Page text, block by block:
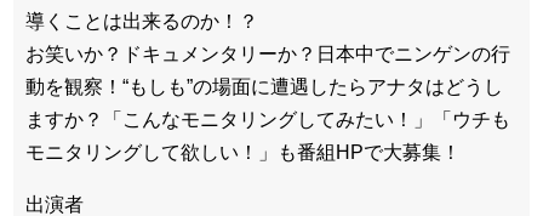
導くことは出来るのか！？
お笑いか？ドキュメンタリーか？日本中でニンゲンの行
動を観察！“もしも”の場面に遭遇したらアナタはどうし
ますか？「こんなモニタリングしてみたい！」「ウチも
モニタリングして欲しい！」も番組HPで大募集！
出演者